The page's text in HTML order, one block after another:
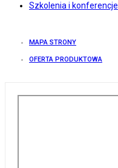
Szkolenia i konferencje
MAPA STRONY
OFERTA PRODUKTOWA